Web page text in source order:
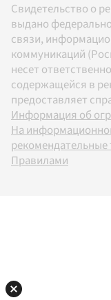
Свидетельство о
выдано
связи,
коммуникаций
несет
содержащейся в
предоставляет
Информация об
На
рекомендательные
Правилами